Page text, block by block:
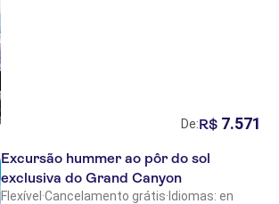
De:R$ 7.571
Excursão hummer ao pôr do sol
exclusiva do Grand Canyon
Flexível ·Cancelamento grátis· Idiomas: en